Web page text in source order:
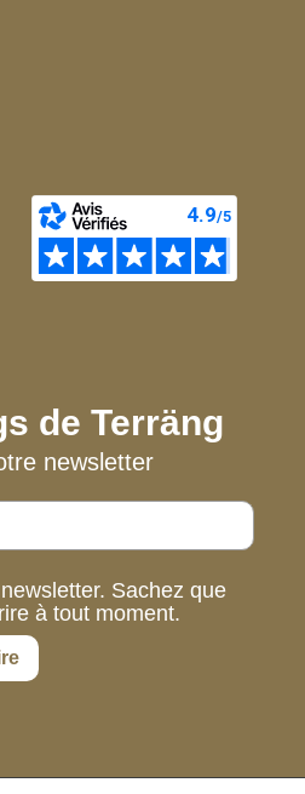
de Terräng
newsletter
Sachez que
à tout moment.